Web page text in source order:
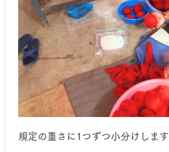
規定の重さに1つずつ小分けします